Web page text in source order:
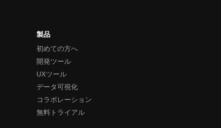
製品
初めての方へ
開発ツール
UXツール
データ可視化
コラボレーション
無料トライアル